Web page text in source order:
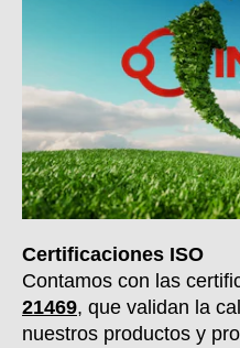
Certificaciones ISO
Contamos con las
21469, que validan la
nuestros productos y